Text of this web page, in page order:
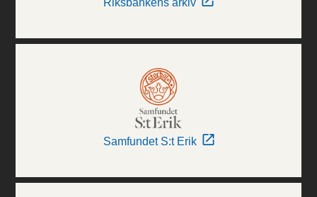
Samfundet S:t Erik